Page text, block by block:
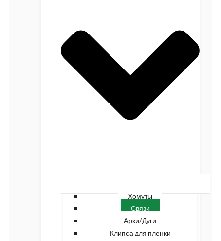
Хомуты
Связи
Арки/Дуги
Клипса для пленки